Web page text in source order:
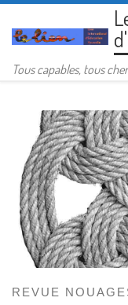
Passer au
Tous capables, tous
REVUE